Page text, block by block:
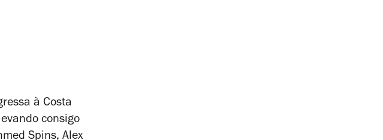
à Costa
consigo
Spins, Alex